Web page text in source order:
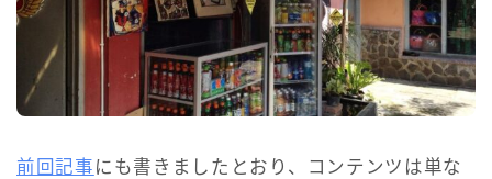
考え方
プロフィール
前回記事 にも書きましたとおり、コンテンツは単な